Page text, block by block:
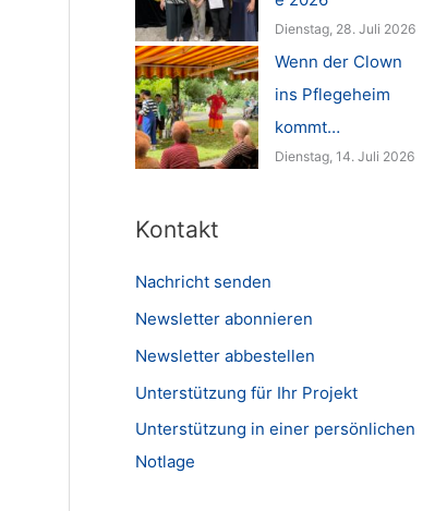
Dienstag, 28. Juli 2026
Wenn der Clown
ins Pflegeheim
kommt…
Dienstag, 14. Juli 2026
Kontakt
Nachricht senden
Newsletter abonnieren
Newsletter abbestellen
Unterstützung für Ihr Projekt
Unterstützung in einer persönlichen
Notlage